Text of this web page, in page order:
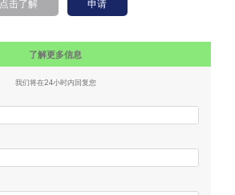
点击了解 申请
了解更多信息
我们将在24小时内回复您